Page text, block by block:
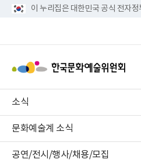
이 누리집은 대한민국 공식 전자
소식
문화예술계 소식
공연/전시/행사/채용/모집